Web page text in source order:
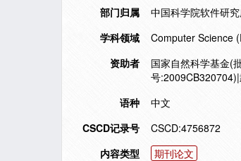
部门归属
中国科学院软件研
学科领域
Computer Science
资助者
国家自然科学基金(
号
语种
中文
CSCD记录号
CSCD:4756872
内容类型
期刊论文